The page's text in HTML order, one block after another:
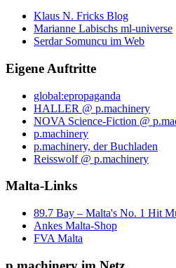
Klaus N. Fricks Blog
Marianne Labischs ml-universe
Serdar Somuncu im Web
Eigene Auftritte
global:epropaganda
HALLER @ p.machinery
NOVA Science-Fiction @
p.machinery
p.machinery, der Buchladen
Reisswolf @ p.machinery
Malta-Links
89.7 Bay – Malta's No. 1 Hit
Ankes Malta-Shop
FVA Malta